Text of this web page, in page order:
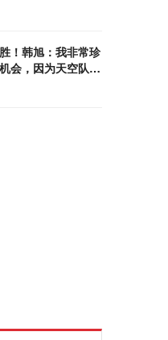
！韩旭：我非常珍
会，因为天空队是